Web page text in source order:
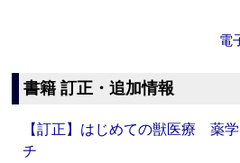
電
書籍 訂正・追加情報
【訂正】はじめての獣医療 薬
チ